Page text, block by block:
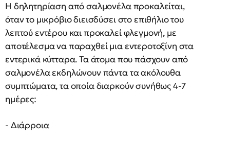
Η δηλητηρίαση από σαλμονέλα προκαλείται,
όταν το μικρόβιο διεισδύσει στο επιθήλιο του
λεπτού εντέρου και προκαλεί φλεγμονή, με
αποτέλεσμα να παραχθεί μια εντεροτοξίνη στα
εντερικά κύτταρα. Τα άτομα που πάσχουν από
σαλμονέλα εκδηλώνουν πάντα τα ακόλουθα
συμπτώματα, τα οποία διαρκούν συνήθως 4-7
ημέρες:
- Διάρροια